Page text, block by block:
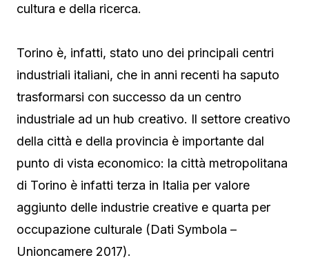
cultura e della ricerca.
Torino è, infatti, stato uno dei principali centri
industriali italiani, che in anni recenti ha saputo
trasformarsi con successo da un centro
industriale ad un hub creativo. Il settore creativo
della città e della provincia è importante dal
punto di vista economico: la città metropolitana
di Torino è infatti terza in Italia per valore
aggiunto delle industrie creative e quarta per
occupazione culturale (Dati Symbola –
Unioncamere 2017).